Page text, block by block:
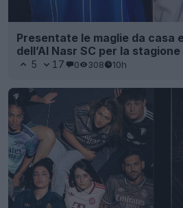
Presentate le maglie da casa
dell’Al Nasr SC per la
5 17 0 308 10h